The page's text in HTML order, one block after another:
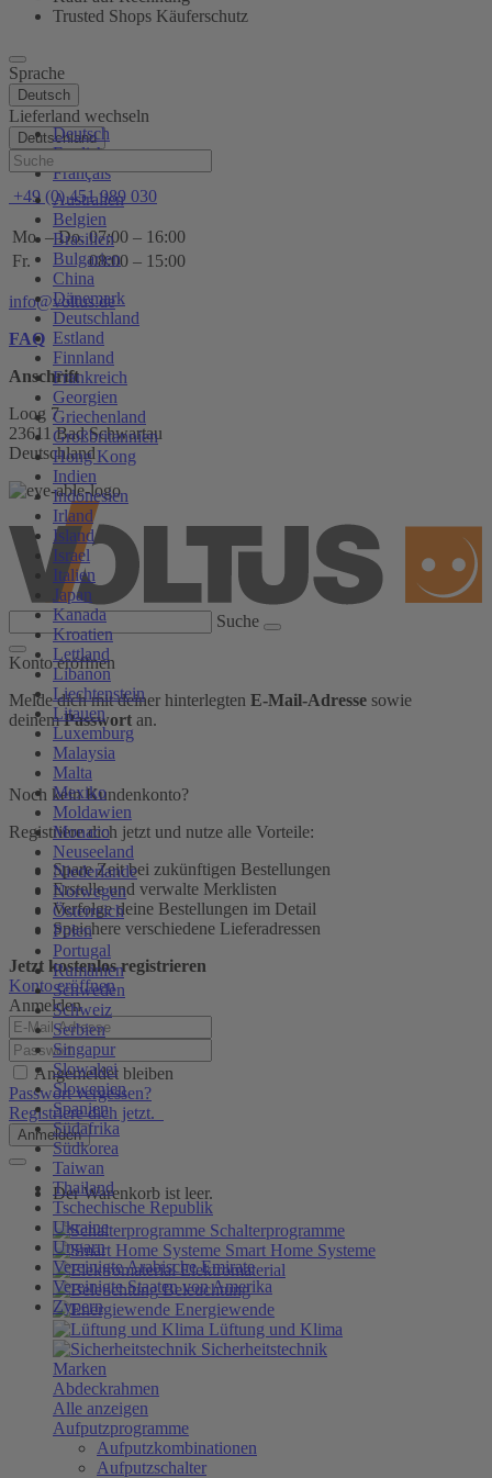
Trusted Shops Käuferschutz
Sprache
Deutsch
Deutsch
English
Français
Lieferland wechseln
Deutschland
Australien
Belgien
Brasilien
Bulgarien
China
Dänemark
Deutschland
Estland
Finnland
Frankreich
Georgien
Griechenland
Großbritannien
Hong Kong
Indien
Indonesien
Irland
Island
Israel
Italien
Japan
Kanada
Kroatien
Lettland
Libanon
Liechtenstein
Litauen
Luxemburg
Malaysia
Malta
Mexiko
Moldawien
Monaco
Neuseeland
Niederlande
Norwegen
Österreich
Polen
Portugal
Rumänien
Schweden
Schweiz
Serbien
Singapur
Slowakei
Slowenien
Spanien
Südafrika
Südkorea
Taiwan
Thailand
Tschechische Republik
Ukraine
Ungarn
Vereinigte Arabische Emirate
Vereinigte Staaten von Amerika
Zypern
Hilfe
+49 (0) 451 989 030
Mo. – Do. 07:00 – 16:00
Fr.
08:00 – 15:00
info@voltus.de
FAQ
Anschrift
Loog 7
23611 Bad Schwartau
Deutschland
Suche
Konto eröffnen
Melde dich mit deiner hinterlegten E-Mail-Adresse sowie
deinemPasswort an.
Noch kein Kundenkonto?
Registriere dich jetzt und nutze alle Vorteile:
Spare Zeit bei zukünftigen Bestellungen
Erstelle und verwalte Merklisten
Verfolge deine Bestellungen im Detail
Speichere verschiedene Lieferadressen
Jetzt kostenlos registrieren
Konto eröffnen
Anmelden
Angemeldet bleiben
Passwort vergessen?
Registriere dich jetzt.
Anmelden
Der Warenkorb ist leer.
Schalterprogramme
Smart Home Systeme
Elektromaterial
Beleuchtung
Energiewende
Lüftung und Klima
Sicherheitstechnik
Marken
Abdeckrahmen
Alle anzeigen
Aufputzprogramme
Aufputzkombinationen
Aufputzschalter